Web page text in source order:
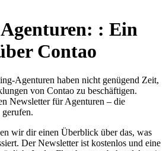
: Ein
Contao
Agenturen haben nicht genügend Zeit,
von Contao zu beschäftigen.
Newsletter für Agenturen – die
wir dir einen Überblick über das, was
Der Newsletter ist kostenlos und eine